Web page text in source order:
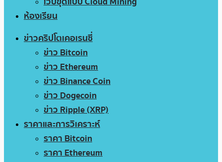
ห้องเรียน
ข่าวคริปโตเคอเรนซี่
ข่าว Bitcoin
ข่าว Ethereum
ข่าว Binance Coin
ข่าว Dogecoin
ข่าว Ripple (XRP)
ราคาและการวิเคราะห์
ราคา Bitcoin
ราคา Ethereum